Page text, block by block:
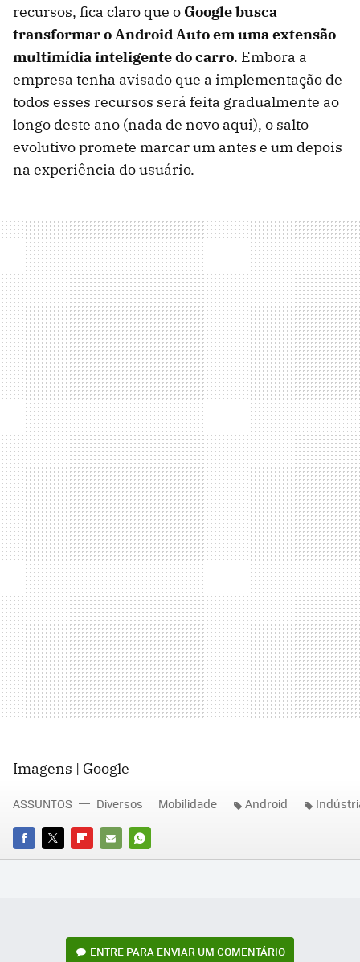
recursos, fica claro que o Google busca
transformar o Android Auto em uma extensão
multimídia inteligente do carro. Embora a
empresa tenha avisado que a implementação de
todos esses recursos será feita gradualmente ao
longo deste ano (nada de novo aqui), o salto
evolutivo promete marcar um antes e um depois
na experiência do usuário.
Imagens | Google
FACEBOOK
TWITTERFLIPBOARD
E-
WHATSAPP
ASSUNTOS Diversos Mobilidade Android
ENTRE PARA ENVIAR UM COMENTÁRIO